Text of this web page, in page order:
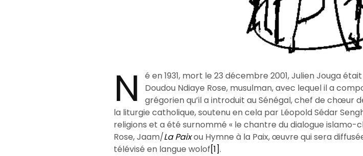
N
é en 1931, mort le 23 décembre 2001, Julien Jouga
Doudou Ndiaye Rose, musulman, avec lequel il a
grégorien qu’il a introduit au Sénégal, chef de chœur
la liturgie catholique, soutenu en cela par Léopold Sédar
religions et a été surnommé « le chantre du dialogue islamo-
Rose, Jaam/La Paixou Hymne à la Paix, œuvre qui sera
télévisé en langue wolof[1].